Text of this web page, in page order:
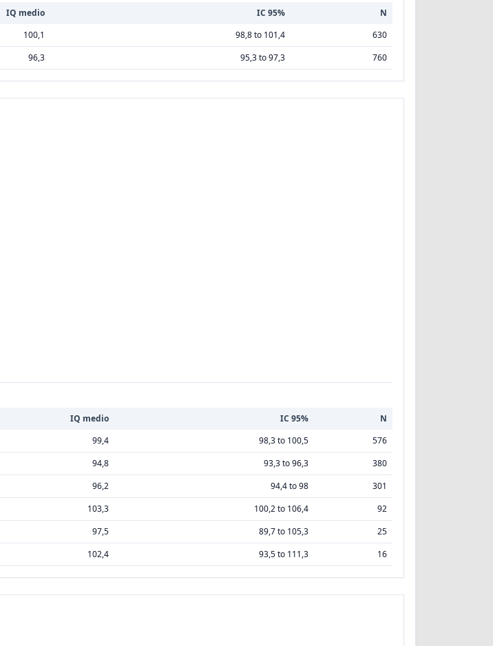
IQ medio IC 95%
N
100,1 98,8 to 101,4
630
96,3 95,3 to 97,3 760
IQ medio IC 95%
N
99,4 98,3 to 100,5
576
94,8 93,3 to 96,3
380
96,2 94,4 to 98
301
103,3 100,2 to 106,4
92
97,5 89,7 to 105,3
25
102,4 93,5 to 111,3 16